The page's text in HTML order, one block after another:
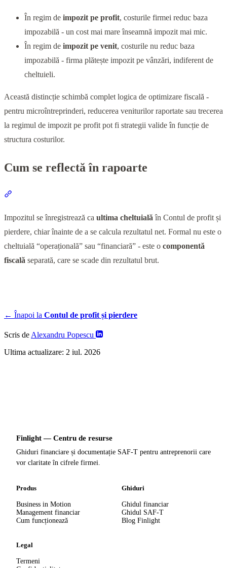
În regim de impozit pe profit, costurile firmei reduc baza
impozabilă - un cost mai mare înseamnă impozit mai mic.
În regim de impozit pe venit, costurile nu reduc baza
impozabilă - firma plătește impozit pe vânzări, indiferent de
cheltuieli.
Această distincție schimbă complet logica de optimizare fiscală -
pentru microîntreprinderi, reducerea veniturilor raportate sau trecerea
la regimul de impozit pe profit pot fi strategii valide în funcție de
structura costurilor.
Cum se reflectă în rapoarte
Impozitul se înregistrează ca ultima cheltuială în Contul de profit și
pierdere, chiar înainte de a se calcula rezultatul net. Formal nu este o
cheltuială “operațională” sau “financiară” - este o componentă
fiscală separată, care se scade din rezultatul brut.
← Înapoi la Contul de profit și pierdere
Scris de Alexandru Popescu
Ultima actualizare: 2 iul. 2026
Finlight — Centru de resurse
Ghiduri financiare și documentație SAF-T pentru antreprenorii care
vor claritate în cifrele firmei.
Produs
Business in Motion
Management financiar
Cum funcționează
Ghiduri
Ghidul financiar
Ghidul SAF-T
Blog Finlight
Legal
Termeni